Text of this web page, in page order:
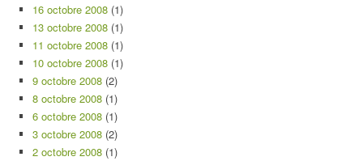
16 octobre 2008 (1)
13 octobre 2008 (1)
11 octobre 2008 (1)
10 octobre 2008 (1)
9 octobre 2008 (2)
8 octobre 2008 (1)
6 octobre 2008 (1)
3 octobre 2008 (2)
2 octobre 2008 (1)